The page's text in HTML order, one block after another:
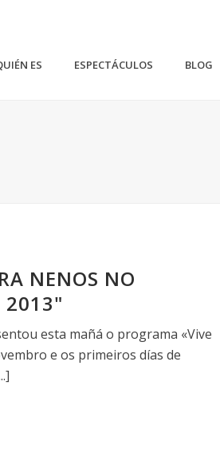
ES ESPECTÁCULOS BLOG
NENOS NO
2013"
esta mañá o programa «Vive
e os primeiros días de